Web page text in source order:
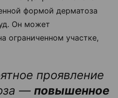
формой дерматоза
Он может
ограниченном участке,
проявление
— повышенное